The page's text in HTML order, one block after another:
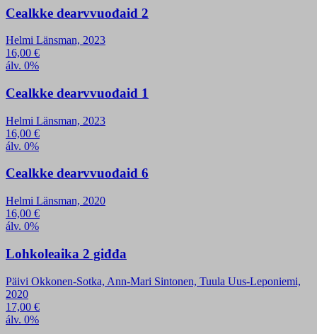
Cealkke dearvvuođaid 2
Helmi Länsman, 2023
16,00 €
álv. 0%
Cealkke dearvvuođaid 1
Helmi Länsman, 2023
16,00 €
álv. 0%
Cealkke dearvvuođaid 6
Helmi Länsman, 2020
16,00 €
álv. 0%
Lohkoleaika 2 giđđa
Päivi Okkonen-Sotka, Ann-Mari Sintonen, Tuula Uus-Leponiemi,
2020
17,00 €
álv. 0%